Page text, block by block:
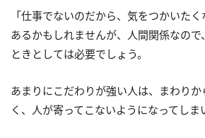
「仕事でないのだから、気をつかいた
あるかもしれませんが、人間関係なので
ときとしては必要でしょう。
あまりにこだわりが強い人は、まわりか
く、人が寄ってこないようになってしま